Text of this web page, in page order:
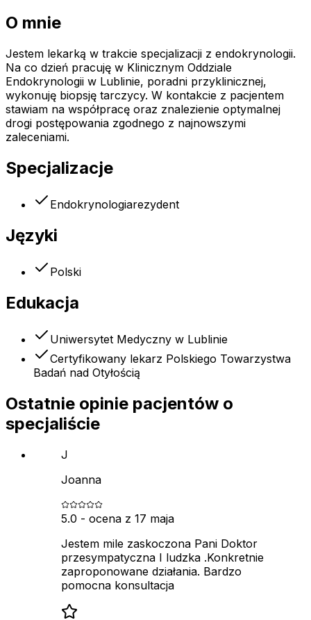
O mnie
Jestem lekarką w trakcie specjalizacji z endokrynologii.
Na co dzień pracuję w Klinicznym Oddziale
Endokrynologii w Lublinie, poradni przyklinicznej,
wykonuję biopsję tarczycy. W kontakcie z pacjentem
stawiam na współpracę oraz znalezienie optymalnej
drogi postępowania zgodnego z najnowszymi
zaleceniami.
Specjalizacje
Endokrynologiarezydent
Języki
Polski
Edukacja
Uniwersytet Medyczny w Lublinie
Certyfikowany lekarz Polskiego Towarzystwa
Badań nad Otyłością
Ostatnie opinie pacjentów o
specjaliście
J
Joanna
5.0 - ocena z 17 maja
Jestem mile zaskoczona Pani Doktor
przesympatyczna I ludzka .Konkretnie
zaproponowane działania. Bardzo
pomocna konsultacja